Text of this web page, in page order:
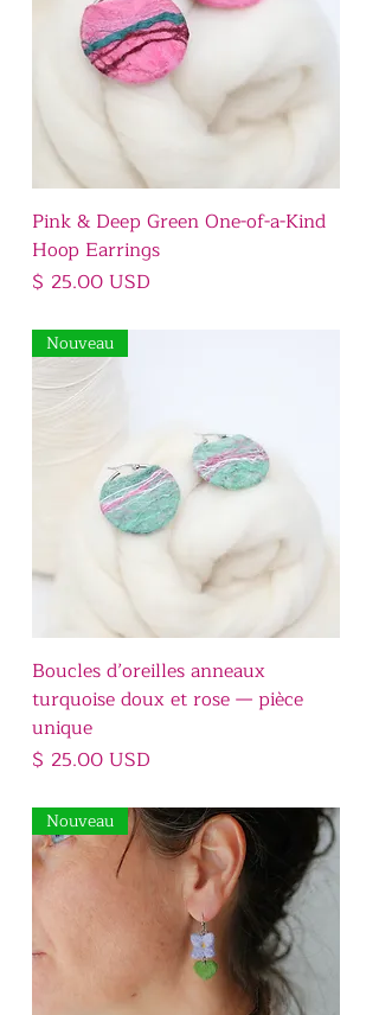
Pink & Deep Green One-of-a-Kind
Hoop Earrings
Prix
$ 25.00 USD
Nouveau
Boucles d’oreilles anneaux
turquoise doux et rose — pièce
unique
Prix
$ 25.00 USD
Nouveau